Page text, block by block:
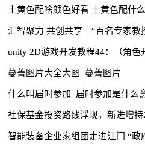
土黄色配啥颜色好看 土黄色配什
汇智聚力 共创共享｜“百名专家教
unity 2D游戏开发教程44：（角色
蔓菁图片大全大图_蔓菁图片
什么叫届时参加_届时参加是什么
社保基金投资路线浮现，新进增持
智能装备企业家组团走进江门 “政